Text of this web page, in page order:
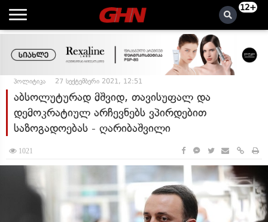
12+
პოლიტიკა 27 სექტემბერი 2021, 12:51
აბსოლუტურად მშვიდ, თავისუფალ და
დემოკრატიულ არჩევნებს ვპირდებით
საზოგადოებას - ღარიბაშვილი
1021